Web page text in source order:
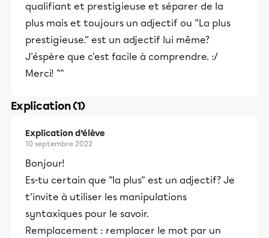
qualifiant et prestigieuse et séparer de la
plus mais et toujours un adjectif ou ''La plus
prestigieuse.'' est un adjectif lui même?
J'éspère que c'est facile à comprendre. :/
Merci! ^^
Explication (1)
Explication d’élève
10 septembre 2022
Bonjour!
Es-tu certain que "la plus" est un adjectif? Je
t'invite à utiliser les manipulations
syntaxiques pour le savoir.
Remplacement : remplacer le mot par un